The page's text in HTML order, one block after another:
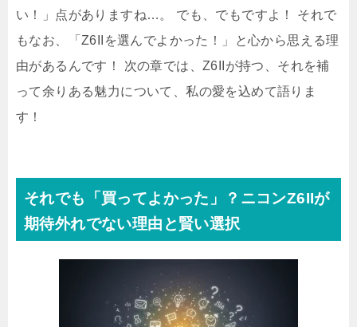
い！」点がありますね…。 でも、でもですよ！ それで
もなお、「Z6IIを選んでよかった！」と心から思える理
由があるんです！ 次の章では、Z6IIが持つ、それを補
って余りある魅力について、私の愛を込めて語りま
す！
それでも「買ってよかった」？ニコンZ6IIが
期待外れでない理由と賢い選択